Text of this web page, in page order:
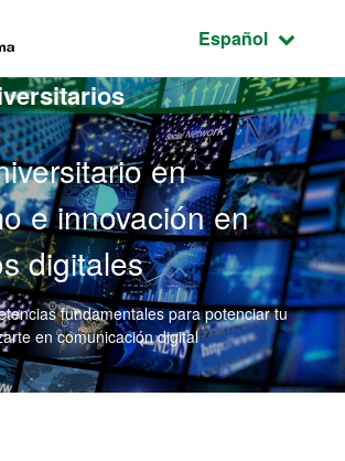
de la página
Idioma
Español
en
e innovación en
digitales
fundamentales para potenciar tu
en comunicación digital